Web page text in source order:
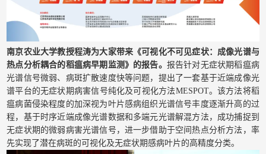
南京农业大学教授程涛为大家带来《可视化不可见症状：成像光谱与
热点分析耦合的稻瘟病早期监测》的报告。 报告针对无症状期稻瘟病
光谱信号微弱、病斑扩散速度快等问题，提出了一套基于近端成像光
谱平台的无症状期病害信号纯化及可视化方法MESPOT。该方法将稻
瘟病菌侵染程度的加深视为叶片感病组织光谱信号丰度逐渐升高的过
程，基于时序近端成像光谱数据和多端元光谱解混方法，成功捕捉到
无症状期的微弱病害光谱信号，进一步借助于空间热点分析方法，率
先实现了潜在病斑的可视化及无症状期感病叶片的高精度分类。